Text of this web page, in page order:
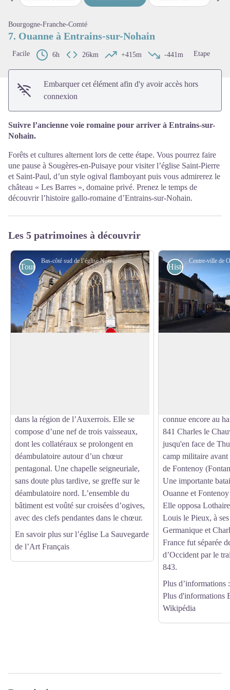
Voir l'image en plein écran
Étape précédente
Bourgogne-Franche-Comté
7. Ouanne à Entrains-sur-Nohain
Facile 6h 26km +415m -441m Etape
Embarquer cet élément afin d'y avoir accès hors
connexion
Suivre l’ancienne voie romaine pour arriver à Entrains-sur-
Nohain.
Forêts et cultures alternent lors de cette étape. Vous pourrez faire
une pause à Sougères-en-Puisaye pour visiter l’église Saint-Pierre
et Saint-Paul, d’un style ogival flamboyant puis vous admirerez le
château « Les Barres », domaine privé. Prenez le temps de
découvrir l’histoire gallo-romaine d’Entrains-sur-Nohain.
Les 5 patrimoines à découvrir
Bas-côté sud de l’église Notre-Dame à Ouanne - Amis de saint Colomban
Touristiques
dans la région de l’Auxerrois. Elle se
compose d’une nef de trois vaisseaux,
dont les collatéraux se prolongent en
déambulatoire autour d’un chœur
pentagonal. Une chapelle seigneuriale,
sans doute plus tardive, se greffe sur le
déambulatoire nord. L’ensemble du
bâtiment est voûté sur croisées d’ogives,
avec des clefs pendantes dans le chœur.
En savoir plus sur l’église La Sauvegarde
de l’Art Français
Historiques
connue encore au
841 Charles le
jusqu'en face de
camp militaire
de Fontenoy
Une importante
Ouanne et
Elle opposa
Louis le Pieux, à
Germanique et
France fut séparée
d’Occident par le
843.
Plus d’informations
Plus d'informations
Wikipédia